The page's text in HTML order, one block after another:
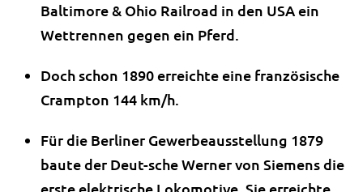
Baltimore & Ohio Railroad in den USA ein
Wettrennen gegen ein Pferd.
Doch schon 1890 erreichte eine französische
Crampton 144 km/h.
Für die Berliner Gewerbeausstellung 1879
baute der Deut-sche Werner von Siemens die